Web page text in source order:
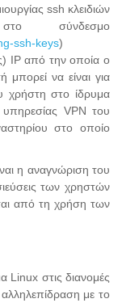
ssh κλειδιών
σύνδεσμο
ssh-keys)
IP από την οποία ο
να είναι για
χρήστη στο ίδρυμα
υπηρεσίας VPN του
στο οποίο
η αναγνώριση του
των χρηστών
από τη χρήση των
Linux στις διανομές
με το